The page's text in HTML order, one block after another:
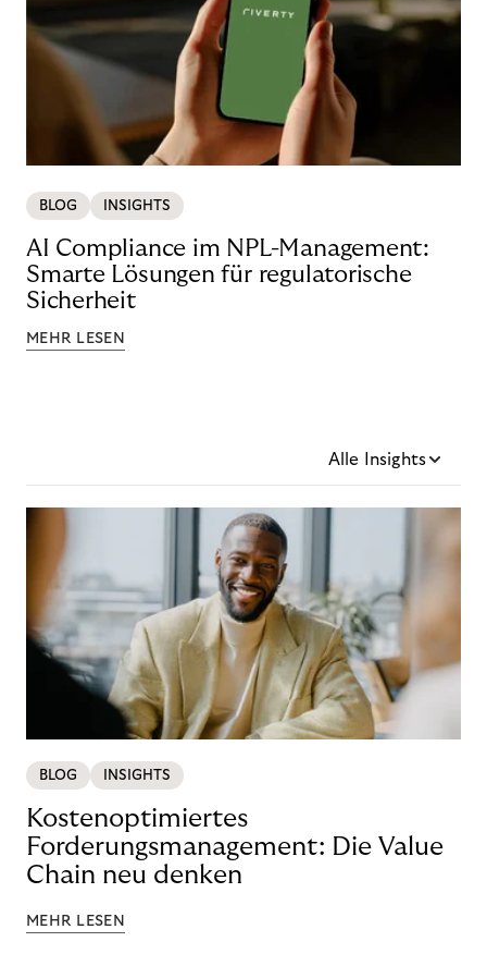
BLOG INSIGHTS
AI Compliance im NPL-Management:
Smarte Lösungen für regulatorische
Sicherheit
MEHR LESEN
Alle Insights
BLOG INSIGHTS
Kostenoptimiertes
Forderungsmanagement: Die Value
Chain neu denken
MEHR LESEN